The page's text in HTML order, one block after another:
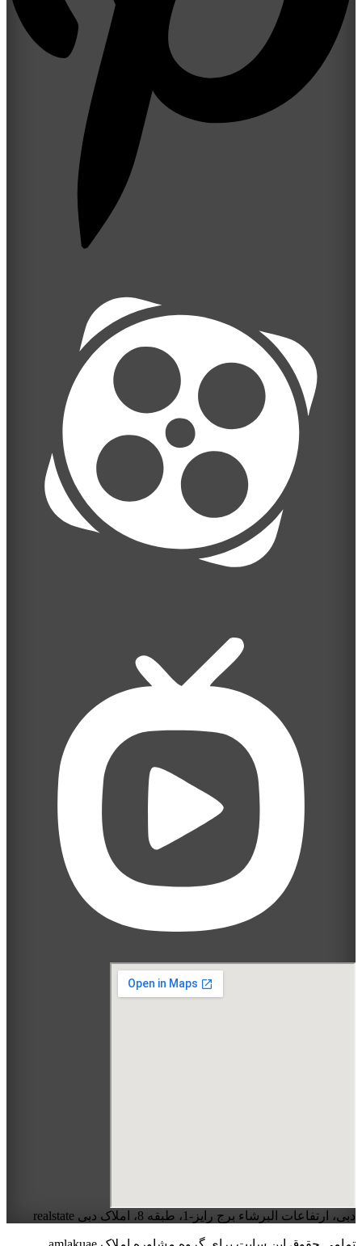
دبی، ارتفاعات البرشاء برج رایز-1، طبقه 8، املاک دبی realstate